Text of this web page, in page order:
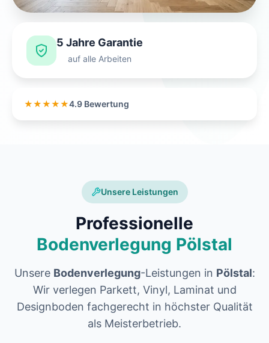
5 Jahre Garantie
auf alle Arbeiten
★★★★★4.9 Bewertung
Unsere Leistungen
Professionelle
Bodenverlegung Pölstal
Unsere Bodenverlegung-Leistungen in Pölstal:
Wir verlegen Parkett, Vinyl, Laminat und
Designboden fachgerecht in höchster Qualität
als Meisterbetrieb.